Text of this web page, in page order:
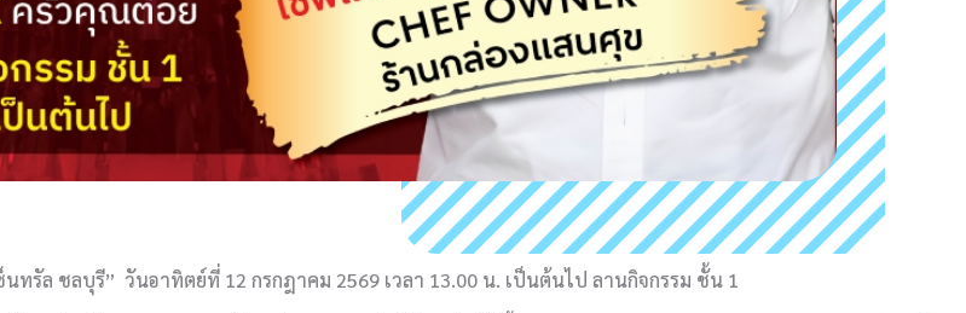
ทรัล ชลบุรี” วันอาทิตย์ที่ 12 กรกฎาคม 2569 เวลา 13.00 น. เป็นต้นไป ลานกิจกรรม ชั้น 1